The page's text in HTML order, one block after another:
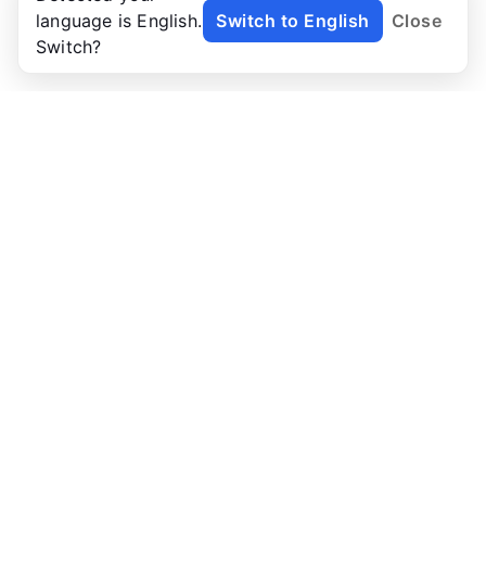
language is English.
Switch?
Switch to English Close